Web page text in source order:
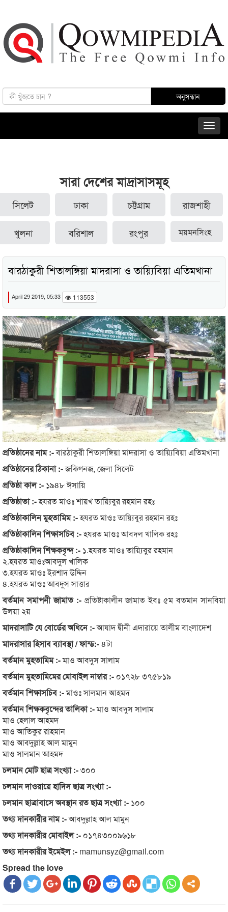
সারা দেশের মাদ্রাসাসমূহ
সিলেট ঢাকা চট্টগ্রাম রাজশাহী
খুলনা বরিশাল রংপুর ময়মনসিংহ
বারঠাকুরী শিতালঙ্গিয়া মাদরাসা ও তায়্যিবিয়া এতিমখানা
April 29 2019, 05:33 113553
প্রতিষ্ঠানের নাম :-বারঠাকুরী শিতালঙ্গিয়া মাদরাসা ও তায়্যিবিয়া এতিমখানা
প্রতিষ্ঠানের ঠিকানা :-জকিগনজ, জেলা সিলেট
প্রতিষ্ঠা কাল :- ১৯৪৮ ঈসায়ি
প্রতিষ্ঠাতা :-হযরত মাওঃ শায়খ তায়্যিবুর রহমান রহঃ
প্রতিষ্ঠাকালিন মুহতামিম :-হযরত মাওঃ তায়্যিবুর রহমান রহঃ
প্রতিষ্ঠাকালিন শিক্ষাসচিব :-হযরত মাওঃ আবদল খালিক রহঃ
প্রতিষ্ঠাকালিন শিক্ষকবৃন্দ :- ১.হযরত মাওঃ তায়্যিবুর রহমান
২.হযরত মাওঃআবদুল খালিক
৩.হযরত মাওঃ ইরশাদ উদ্দিন
৪.হযরত মাওঃ আবদুস সাত্তার
বর্তমান সমাপনী জামাত :- প্রতিষ্টাকালীন জামাত ইবঃ ৫ম বতমান সানবিয়া
উলয়া ২য়
মাদরাসাটি যে বোর্ডের অধিনে :-আযাদ দ্বীনী এদারায়ে তালীম বাংলাদেশ
মাদরাসার হিসাব ব্যাবস্থা / ফান্ড:-৪টা
বর্তমান মুহতামিম :-মাও আবদুস সালাম
বর্তমান মুহতামিমের মোবাইল নাম্বার :- ০১৭২৮ ৩৭৫৮১৯
বর্তমান শিক্ষাসচিব :-মাওঃ সালমান আহমদ
বর্তমান শিক্ষকবৃন্দের তালিকা :-মাও আবদুস সালাম
মাও হেলাল আহমদ
মাও আতিকুর রাহমান
মাও আবদুল্লাহ আল মামুন
মাও সালমান আহমদ
চলমান মোট ছাত্র সংখ্যা :-৩০০
চলমান দাওরায়ে হাদিস ছাত্র সংখ্যা :-
চলমান ছাত্রাবাসে অবস্থান রত ছাত্র সংখ্যা :- ১০০
তথ্য দানকারীর নাম :-আবদুল্লাহ আল মামুন
তথ্য দানকারীর মোবাইল :- ০১৭৪৩০০৯৬১৮
তথ্য দানকারীর ইমেইল :- mamunsyz@gmail.com
Spread the love